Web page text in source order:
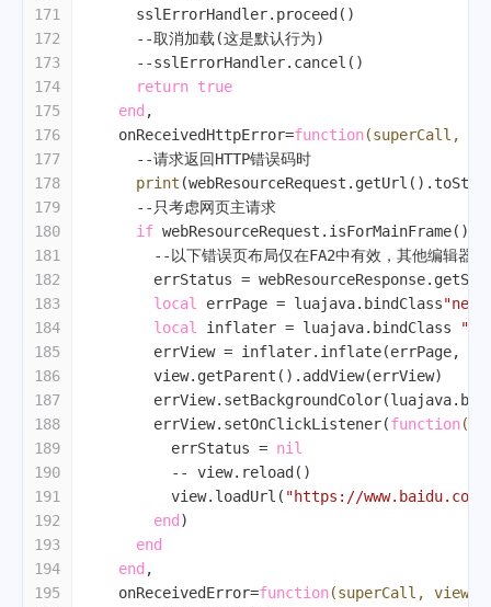
171
172
173
174
175
176
177
178
179
180
181
182
183
184
185
186
187
188
189
190
191
192
193
194
195
      sslErrorHandler.proceed()
--取消加载(这是默认行为)
--sslErrorHandler.cancel()
return true
end ,
    onReceivedHttpError=
function(superCall,
--请求返回HTTP错误码时
print
--只考虑网页主请求
if webResourceRequest.isForMainFrame()
--以下错误页布局仅在FA2中有效，其他编辑器
errStatus =
local
errPage = luajava.bindClass
local
inflater = luajava.bindClass
        errView = inflater.inflate(errPage,
        view.getParent().addView(errView)
        errView.setOnClickListener(
function()
          errStatus =
nil
-- view.reload()
          view.loadUrl(
"https://www.baidu.com"
end )
end
end ,
    onReceivedError=
function(superCall, view,